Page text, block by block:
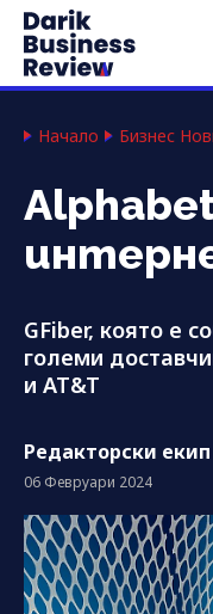
Начало Бизнес
GFiber, която е
големи
и AT&T
Редакторски екип
06 Февруари 2024